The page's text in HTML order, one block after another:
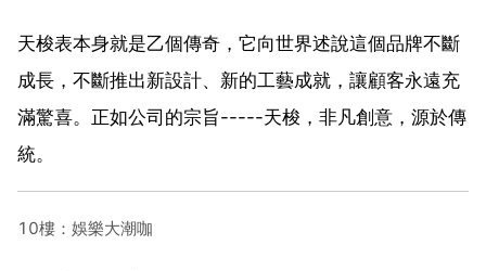
天梭表本身就是乙個傳奇，它向世界述說這個品牌不斷
成長，不斷推出新設計、新的工藝成就，讓顧客永遠充
滿驚喜。正如公司的宗旨-----天梭，非凡創意，源於傳
統。
10樓：娛樂大潮咖